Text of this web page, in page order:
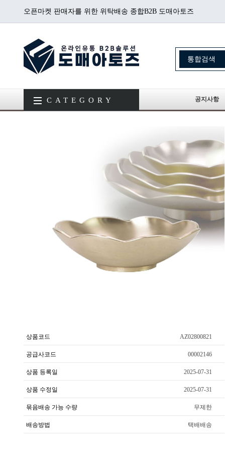
오픈마켓 판매자를 위한 위탁배송 종합B2B 도매아토즈
CATEGORY 공지사항
상품코드 AZ02800821
공급사코드 00002146
상품 등록일 2025-07-31
상품 수정일 2025-07-31
묶음배송 가능 수량 무제한
배송방법 택배배송